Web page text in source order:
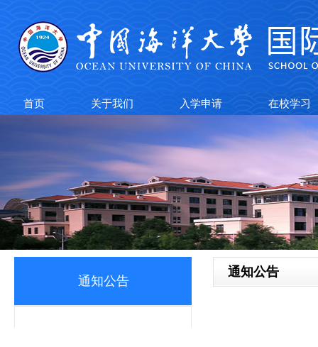
首页 关于我们 入学申请 在校学习
通知公告
通知公告